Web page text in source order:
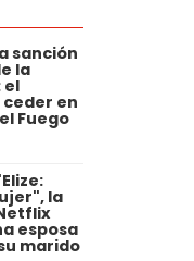
sanción
la
el
en
Fuego
la
esposa
marido